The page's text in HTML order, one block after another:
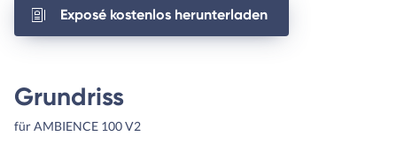
Exposé kostenlos herunterladen
Grundriss
für AMBIENCE 100 V2